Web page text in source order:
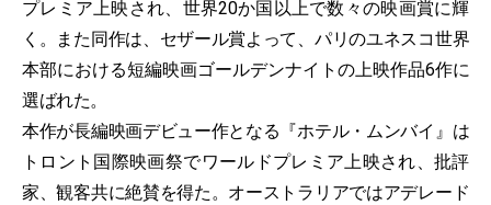
プレミア上映され、世界20か国以上で数々の映画賞に輝
く。また同作は、セザール賞よって、パリのユネスコ世界
本部における短編映画ゴールデンナイトの上映作品6作に
選ばれた。
本作が長編映画デビュー作となる『ホテル・ムンバイ』は
トロント国際映画祭でワールドプレミア上映され、批評
家、観客共に絶賛を得た。オーストラリアではアデレード